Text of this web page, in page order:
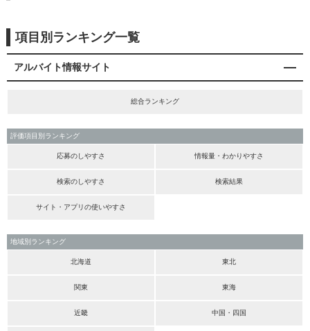
項目別ランキング一覧
アルバイト情報サイト
総合ランキング
評価項目別ランキング
応募のしやすさ 情報量・わかりやすさ
検索のしやすさ 検索結果
サイト・アプリの使いやすさ
地域別ランキング
北海道 東北
関東 東海
近畿 中国・四国